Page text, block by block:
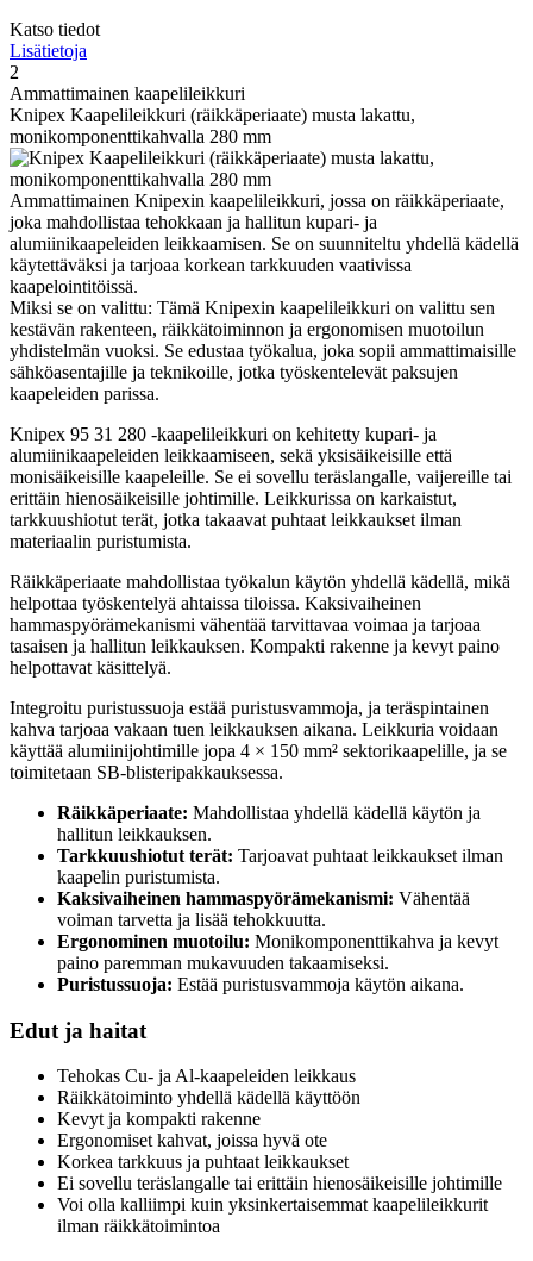
Katso tiedot
Lisätietoja
2
Ammattimainen kaapelileikkuri
Knipex Kaapelileikkuri (räikkäperiaate) musta lakattu,
monikomponenttikahvalla 280 mm
Ammattimainen Knipexin kaapelileikkuri, jossa on räikkäperiaate,
joka mahdollistaa tehokkaan ja hallitun kupari- ja
alumiinikaapeleiden leikkaamisen. Se on suunniteltu yhdellä kädellä
käytettäväksi ja tarjoaa korkean tarkkuuden vaativissa
kaapelointitöissä.
Miksi se on valittu: Tämä Knipexin kaapelileikkuri on valittu sen
kestävän rakenteen, räikkätoiminnon ja ergonomisen muotoilun
yhdistelmän vuoksi. Se edustaa työkalua, joka sopii ammattimaisille
sähköasentajille ja teknikoille, jotka työskentelevät paksujen
kaapeleiden parissa.
Knipex 95 31 280 -kaapelileikkuri on kehitetty kupari- ja
alumiinikaapeleiden leikkaamiseen, sekä yksisäikeisille että
monisäikeisille kaapeleille. Se ei sovellu teräslangalle, vaijereille tai
erittäin hienosäikeisille johtimille. Leikkurissa on karkaistut,
tarkkuushiotut terät, jotka takaavat puhtaat leikkaukset ilman
materiaalin puristumista.
Räikkäperiaate mahdollistaa työkalun käytön yhdellä kädellä, mikä
helpottaa työskentelyä ahtaissa tiloissa. Kaksivaiheinen
hammaspyörämekanismi vähentää tarvittavaa voimaa ja tarjoaa
tasaisen ja hallitun leikkauksen. Kompakti rakenne ja kevyt paino
helpottavat käsittelyä.
Integroitu puristussuoja estää puristusvammoja, ja teräspintainen
kahva tarjoaa vakaan tuen leikkauksen aikana. Leikkuria voidaan
käyttää alumiinijohtimille jopa 4 × 150 mm² sektorikaapelille, ja se
toimitetaan SB-blisteripakkauksessa.
Räikkäperiaate: Mahdollistaa yhdellä kädellä käytön ja
hallitun leikkauksen.
Tarkkuushiotut terät: Tarjoavat puhtaat leikkaukset ilman
kaapelin puristumista.
Kaksivaiheinen hammaspyörämekanismi: Vähentää
voiman tarvetta ja lisää tehokkuutta.
Ergonominen muotoilu: Monikomponenttikahva ja kevyt
paino paremman mukavuuden takaamiseksi.
Puristussuoja: Estää puristusvammoja käytön aikana.
Edut ja haitat
Tehokas Cu- ja Al-kaapeleiden leikkaus
Räikkätoiminto yhdellä kädellä käyttöön
Kevyt ja kompakti rakenne
Ergonomiset kahvat, joissa hyvä ote
Korkea tarkkuus ja puhtaat leikkaukset
Ei sovellu teräslangalle tai erittäin hienosäikeisille johtimille
Voi olla kalliimpi kuin yksinkertaisemmat kaapelileikkurit
ilman räikkätoimintoa